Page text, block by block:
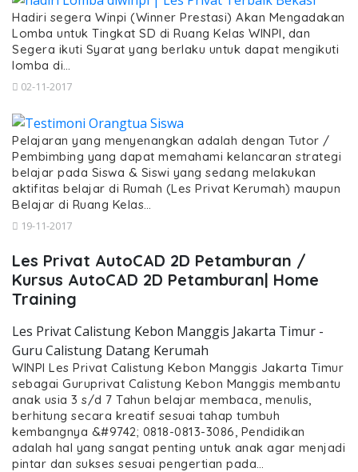
Hadiri segera Winpi (Winner Prestasi) Akan Mengadakan
Lomba untuk Tingkat SD di Ruang Kelas WINPI, dan
Segera ikuti Syarat yang berlaku untuk dapat mengikuti
lomba di…
02-11-2017
Pelajaran yang menyenangkan adalah dengan Tutor /
Pembimbing yang dapat memahami kelancaran strategi
belajar pada Siswa & Siswi yang sedang melakukan
aktifitas belajar di Rumah (Les Privat Kerumah) maupun
Belajar di Ruang Kelas…
19-11-2017
Les Privat AutoCAD 2D Petamburan /
Kursus AutoCAD 2D Petamburan| Home
Training
Les Privat Calistung Kebon Manggis Jakarta Timur -
Guru Calistung Datang Kerumah
WINPI Les Privat Calistung Kebon Manggis Jakarta Timur
sebagai Guruprivat Calistung Kebon Manggis membantu
anak usia 3 s/d 7 Tahun belajar membaca, menulis,
berhitung secara kreatif sesuai tahap tumbuh
kembangnya &#9742; 0818-0813-3086, Pendidikan
adalah hal yang sangat penting untuk anak agar menjadi
pintar dan sukses sesuai pengertian pada…